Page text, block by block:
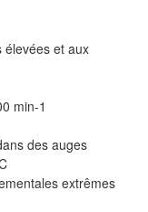
élevées et aux
min-1
des auges
extrêmes